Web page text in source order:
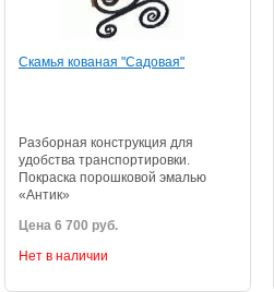
Скамья кованая "Садовая"
Разборная конструкция для
удобства транспортировки.
Покраска порошковой эмалью
«Антик»
Цена 6 700 руб.
Нет в наличии